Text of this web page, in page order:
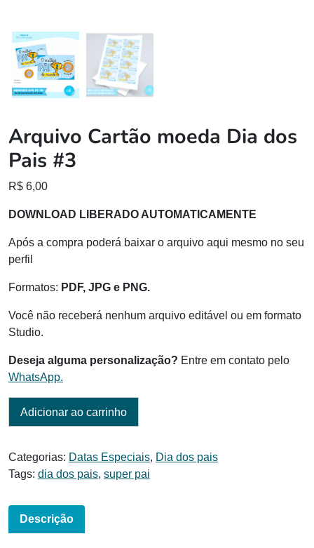
Arquivo Cartão moeda Dia dos
Pais #3
R$ 6,00
DOWNLOAD LIBERADO AUTOMATICAMENTE
Após a compra poderá baixar o arquivo aqui mesmo no seu
perfil
Formatos: PDF, JPG e PNG.
Você não receberá nenhum arquivo editável ou em formato
Studio.
Deseja alguma personalização? Entre em contato pelo
WhatsApp.
Adicionar ao carrinho
Categorias: Datas Especiais, Dia dos pais
Tags: dia dos pais, super pai
Descrição